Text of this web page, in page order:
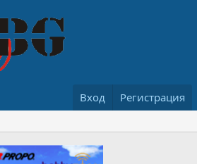
Вход Регистрация